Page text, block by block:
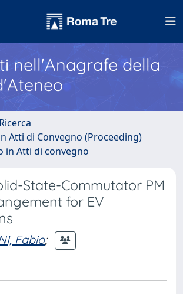
nell'Anagrafe della
Atti di Convegno (Proceeding)
in Atti di convegno
State-Commutator PM
for EV
Fabio;